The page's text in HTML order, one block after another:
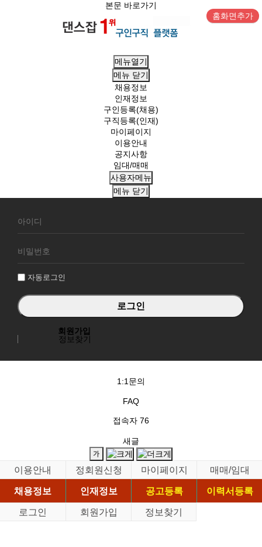
본문 바로가기
홈화면추가
메뉴열기
메뉴 닫기
채용정보
인재정보
구인등록(채용)
구직등록(인재)
마이페이지
이용안내
공지사항
임대/매매
사용자메뉴
메뉴 닫기
원
그
자동로그인
회원가입
정보찾기
1:1문의
FAQ
접속자 76
새글
이용안내 정회원신청 마이페이지
매매/임대
채용정보
인재정보 공고등록
이력서등록
로그인
회원가입 정보찾기